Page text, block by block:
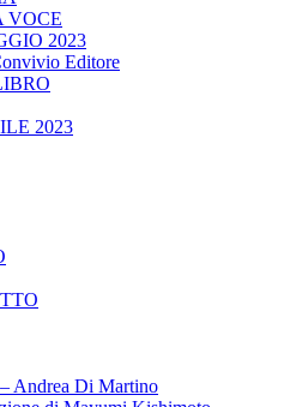
VOCE
2023
Editore
2023
Andrea Di Martino